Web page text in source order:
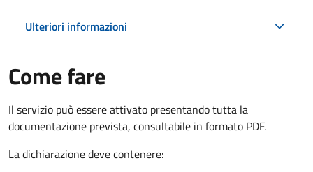
Ulteriori informazioni
Come fare
Il servizio può essere attivato presentando tutta la
documentazione prevista, consultabile in formato PDF.
La dichiarazione deve contenere: